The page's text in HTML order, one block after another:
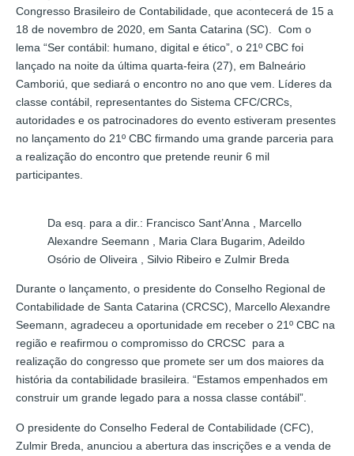
Congresso Brasileiro de Contabilidade, que acontecerá de 15 a
18 de novembro de 2020, em Santa Catarina (SC). Com o
lema “Ser contábil: humano, digital e ético”, o 21º CBC foi
lançado na noite da última quarta-feira (27), em Balneário
Camboriú, que sediará o encontro no ano que vem. Líderes da
classe contábil, representantes do Sistema CFC/CRCs,
autoridades e os patrocinadores do evento estiveram presentes
no lançamento do 21º CBC firmando uma grande parceria para
a realização do encontro que pretende reunir 6 mil
participantes.
Da esq. para a dir.: Francisco Sant’Anna , Marcello
Alexandre Seemann , Maria Clara Bugarim, Adeildo
Osório de Oliveira , Silvio Ribeiro e Zulmir Breda
Durante o lançamento, o presidente do Conselho Regional de
Contabilidade de Santa Catarina (CRCSC), Marcello Alexandre
Seemann, agradeceu a oportunidade em receber o 21º CBC na
região e reafirmou o compromisso do CRCSC para a
realização do congresso que promete ser um dos maiores da
história da contabilidade brasileira. “Estamos empenhados em
construir um grande legado para a nossa classe contábil”.
O presidente do Conselho Federal de Contabilidade (CFC),
Zulmir Breda, anunciou a abertura das inscrições e a venda de